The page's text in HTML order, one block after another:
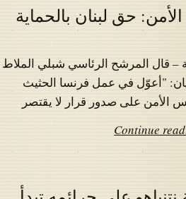
حق لبنان بالحماية
– قال المرشح الرئاسي شبلي الملاط
"أعوّل في عمل فرنسا الحثيث
الأمن على صدور قرار لا يقتصر
Continue